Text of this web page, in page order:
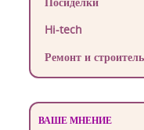
Hi-tech
Ремонт и
ВАШЕ МНЕНИЕ